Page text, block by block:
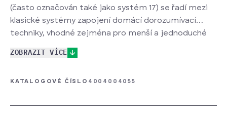
(často označován také jako systém 17) se řadí mezi
klasické systémy zapojení domácí dorozumívací
techniky, vhodné zejména pro menší a jednoduché
systémy. Zvonková tabla s elektronikou, často
označovaná jako EV05, mají elektroniku umístěnou
ZOBRAZIT VÍCE
KATALOGOVÉ ČÍSLO 4004004055